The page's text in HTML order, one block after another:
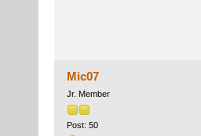
Mic07
Jr. Member
Post: 50